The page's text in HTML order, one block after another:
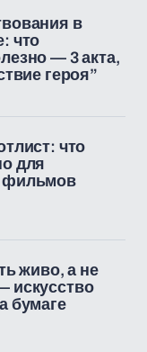
в
что
— 3 акта,
героя”
что
для
фильмов
живо, а не
искусство
бумаге